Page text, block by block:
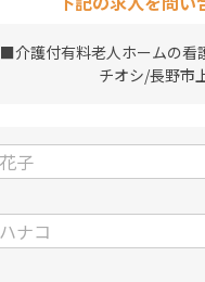
■介護付有料老人ホームの看
チオシ/長野市